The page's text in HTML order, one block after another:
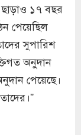
১৭ বছর
পেয়েছিল
সুপারিশ
অনুদান
পেয়েছে।